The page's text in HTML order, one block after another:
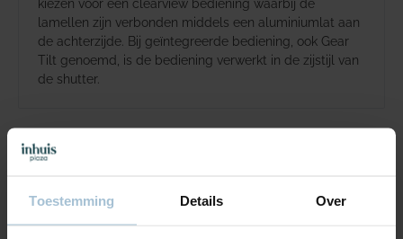
Toestemming Details Over
kiezen voor een clearview bediening waarbij de
lamellen zijn verbonden middels een aluminiumlat aan
de achterzijde. Bij geïntegreerde bediening, ook Gear
Tilt genoemd, is de bediening verwerkt in de zijstijl van
de shutter.